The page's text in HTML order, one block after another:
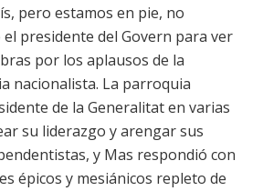
pero estamos en pie, no
el presidente del Govern para ver
por los aplausos de la
nacionalista. La parroquia
de la Generalitat en varias
su liderazgo y arengar sus
y Mas respondió con
épicos y mesiánicos repleto de